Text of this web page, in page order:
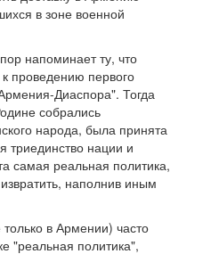
в зоне военной
напоминает ту, что
проведению первого
Диаспора". Тогда
собрались
народа, была принята
триединство нации и
самая реальная политика,
наполнив иным
в Армении) часто
"реальная политика",